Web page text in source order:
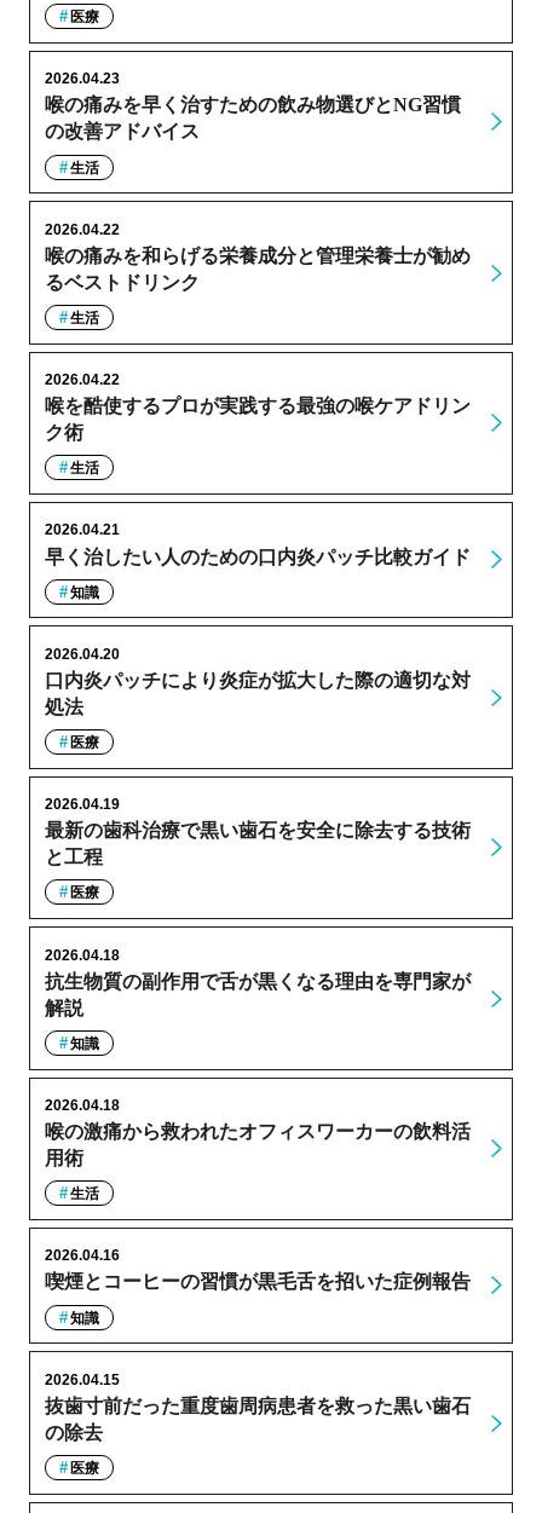
医療
喉の痛みを早く治すための飲み物選びとNG習慣
の改善アドバイス
2026.04.23
生活
喉の痛みを和らげる栄養成分と管理栄養士が勧め
るベストドリンク
2026.04.22
生活
喉を酷使するプロが実践する最強の喉ケアドリン
ク術
2026.04.22
生活
早く治したい人のための口内炎パッチ比較ガイド
2026.04.21
知識
口内炎パッチにより炎症が拡大した際の適切な対
処法
2026.04.20
医療
最新の歯科治療で黒い歯石を安全に除去する技術
と工程
2026.04.19
医療
抗生物質の副作用で舌が黒くなる理由を専門家が
解説
2026.04.18
知識
喉の激痛から救われたオフィスワーカーの飲料活
用術
2026.04.18
生活
喫煙とコーヒーの習慣が黒毛舌を招いた症例報告
2026.04.16
知識
抜歯寸前だった重度歯周病患者を救った黒い歯石
の除去
2026.04.15
医療